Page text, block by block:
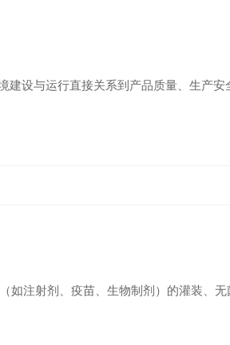
建设与运行直接关系到产品质量、生产
如注射剂、疫苗、生物制剂）的灌装、